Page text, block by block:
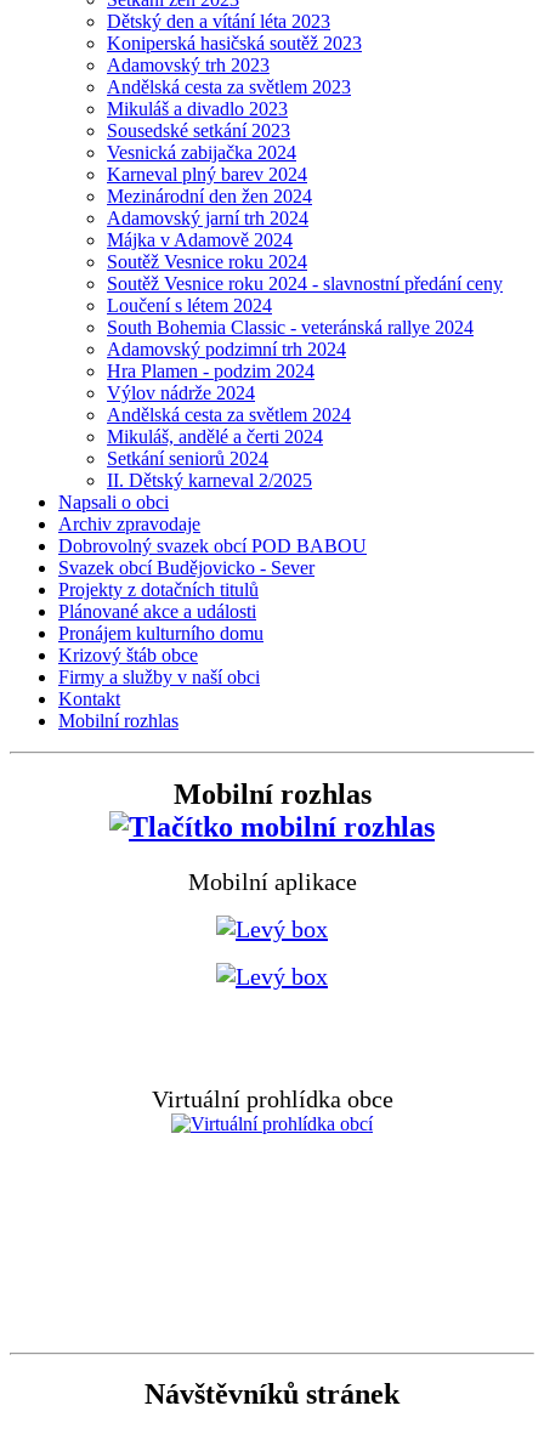
Dětský den a vítání léta 2023
Koniperská hasičská soutěž 2023
Adamovský trh 2023
Andělská cesta za světlem 2023
Mikuláš a divadlo 2023
Sousedské setkání 2023
Vesnická zabijačka 2024
Karneval plný barev 2024
Mezinárodní den žen 2024
Adamovský jarní trh 2024
Májka v Adamově 2024
Soutěž Vesnice roku 2024
Soutěž Vesnice roku 2024 - slavnostní předání ceny
Loučení s létem 2024
South Bohemia Classic - veteránská rallye 2024
Adamovský podzimní trh 2024
Hra Plamen - podzim 2024
Výlov nádrže 2024
Andělská cesta za světlem 2024
Mikuláš, andělé a čerti 2024
Setkání seniorů 2024
II. Dětský karneval 2/2025
Napsali o obci
Archiv zpravodaje
Dobrovolný svazek obcí POD BABOU
Svazek obcí Budějovicko - Sever
Projekty z dotačních titulů
Plánované akce a události
Pronájem kulturního domu
Krizový štáb obce
Firmy a služby v naší obci
Kontakt
Mobilní rozhlas
Mobilní rozhlas
Mobilní aplikace
Virtuální prohlídka obce
Návštěvníků stránek